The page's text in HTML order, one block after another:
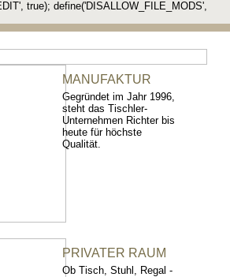
true); define('DISALLOW_FILE_MODS',
MANUFAKTUR
Gegründet im Jahr 1996,
steht das Tischler-
Unternehmen Richter bis
heute für höchste
Qualität.
PRIVATER RAUM
Ob Tisch, Stuhl, Regal -